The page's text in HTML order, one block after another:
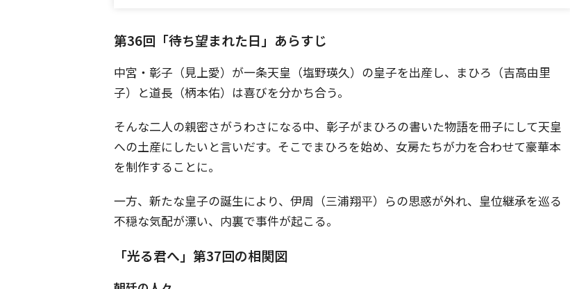
第36回「待ち望まれた日」あらすじ
中宮・彰子（見上愛）が一条天皇（塩野瑛久）の皇子を出産し、まひろ（吉高由里
子）と道長（柄本佑）は喜びを分かち合う。
そんな二人の親密さがうわさになる中、彰子がまひろの書いた物語を冊子にして天皇
への土産にしたいと言いだす。そこでまひろを始め、女房たちが力を合わせて豪華本
を制作することに。
一方、新たな皇子の誕生により、伊周（三浦翔平）らの思惑が外れ、皇位継承を巡る
不穏な気配が漂い、内裏で事件が起こる。
「光る君へ」第37回の相関図